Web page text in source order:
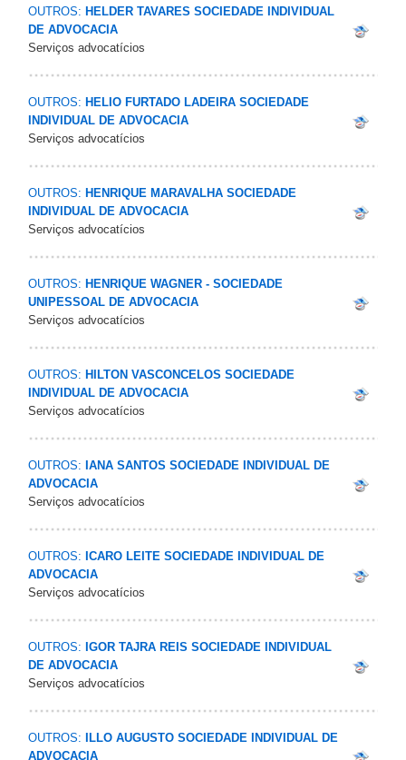
OUTROS: HELDER TAVARES SOCIEDADE INDIVIDUAL
DE ADVOCACIA
Serviços advocatícios
OUTROS: HELIO FURTADO LADEIRA SOCIEDADE
INDIVIDUAL DE ADVOCACIA
Serviços advocatícios
OUTROS: HENRIQUE MARAVALHA SOCIEDADE
INDIVIDUAL DE ADVOCACIA
Serviços advocatícios
OUTROS: HENRIQUE WAGNER - SOCIEDADE
UNIPESSOAL DE ADVOCACIA
Serviços advocatícios
OUTROS: HILTON VASCONCELOS SOCIEDADE
INDIVIDUAL DE ADVOCACIA
Serviços advocatícios
OUTROS: IANA SANTOS SOCIEDADE INDIVIDUAL DE
ADVOCACIA
Serviços advocatícios
OUTROS: ICARO LEITE SOCIEDADE INDIVIDUAL DE
ADVOCACIA
Serviços advocatícios
OUTROS: IGOR TAJRA REIS SOCIEDADE INDIVIDUAL
DE ADVOCACIA
Serviços advocatícios
OUTROS:
ILLO AUGUSTO SOCIEDADE INDIVIDUAL DE
ADVOCACIA